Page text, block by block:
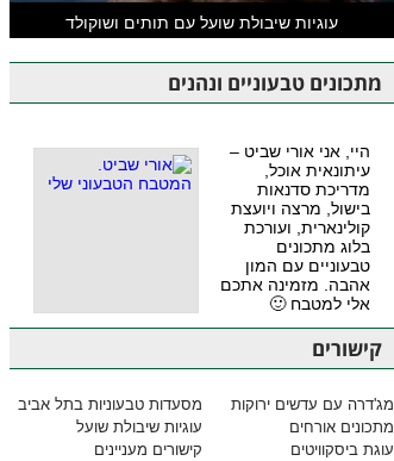
עוגיות שיבולת שועל עם תותים ושוקולד
מתכונים טבעוניים ונהנים
היי, אני אורי שביט –
עיתונאית אוכל,
מדריכת סדנאות
בישול, מרצה ויועצת
קולינארית, ועורכת
בלוג מתכונים
טבעוניים עם המון
אהבה. מזמינה אתכם
אלי למטבח 🙂
קישורים
מג'דרה עם עדשים ירוקות
מסעדות טבעוניות בתל אביב
מתכונים אורחים
עוגיות שיבולת שועל
עוגת ביסקוויטים
קישורים מעניינים